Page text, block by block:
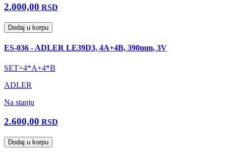
2.000,00 RSD
Dodaj u korpu
ES-036 - ADLER LE39D3, 4A+4B, 390mm, 3V
SET=4*A+4*B
ADLER
Na stanju
2.600,00 RSD
Dodaj u korpu